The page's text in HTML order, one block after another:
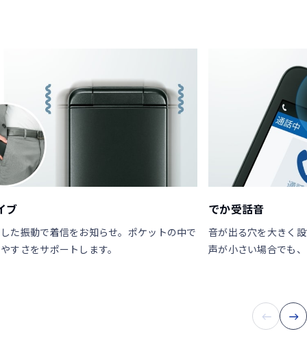
ブ
た振動で着信をお知らせ。ポケットの中で
すさをサポートします。
でか受話音
音が出る穴を大きく
声が小さい場合でも